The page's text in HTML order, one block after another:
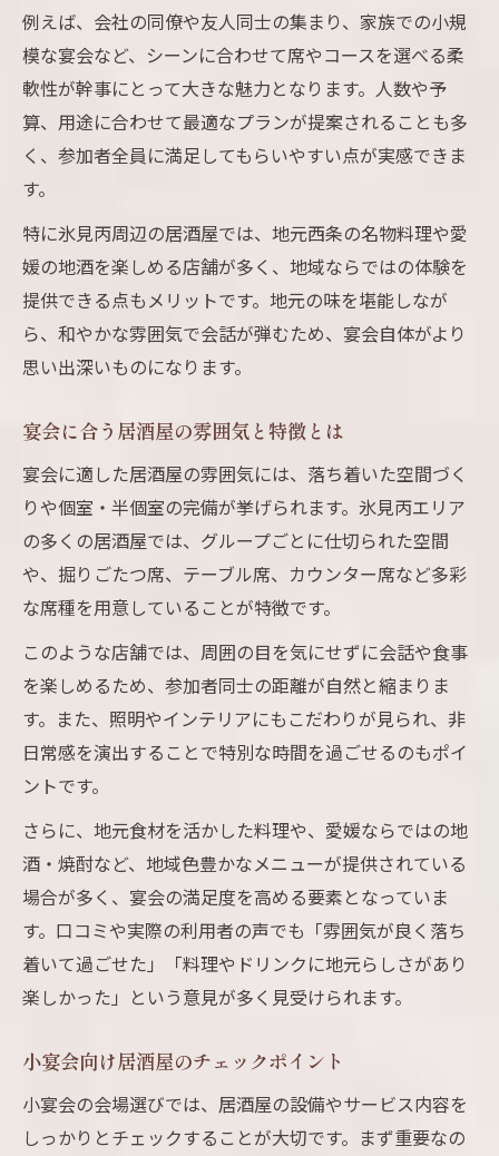
小宴会で喜ばれる愛媛グルメの楽しみ方
居酒屋で地元ならではの逸品に出会う
静かな空間で歓談を満喫できる理由
居酒屋で静かな小宴会を叶えるポイント
落ち着いた居酒屋が小宴会に最適な理由
居酒屋で静寂を楽しむ宴会の魅力とは
小宴会にふさわしい静かな居酒屋空間
飲み放題付きコースの活用法とコツ
居酒屋で飲み放題コースを賢く活用する
小宴会で人気の居酒屋飲み放題プラン
飲み放題内容を比較して居酒屋を選ぶ方法
居酒屋でコース予約する際の注意点
アクセス重視派も納得の宴会会場案内
居酒屋の立地で宴会が快適になる理由
アクセス便利な居酒屋選びのコツとは
小宴会におすすめの居酒屋アクセス条件
居酒屋利用で交通アクセスを重視する理由
宴会に最適な居酒屋のアクセスチェック
例えば、会社の同僚や友人同士の集まり、家族での小規
模な宴会など、シーンに合わせて席やコースを選べる柔
軟性が幹事にとって大きな魅力となります。人数や予
算、用途に合わせて最適なプランが提案されることも多
く、参加者全員に満足してもらいやすい点が実感できま
す。
特に氷見丙周辺の居酒屋では、地元西条の名物料理や愛
媛の地酒を楽しめる店舗が多く、地域ならではの体験を
提供できる点もメリットです。地元の味を堪能しなが
ら、和やかな雰囲気で会話が弾むため、宴会自体がより
思い出深いものになります。
宴会に合う居酒屋の雰囲気と特徴とは
宴会に適した居酒屋の雰囲気には、落ち着いた空間づく
りや個室・半個室の完備が挙げられます。氷見丙エリア
の多くの居酒屋では、グループごとに仕切られた空間
や、掘りごたつ席、テーブル席、カウンター席など多彩
な席種を用意していることが特徴です。
このような店舗では、周囲の目を気にせずに会話や食事
を楽しめるため、参加者同士の距離が自然と縮まりま
す。また、照明やインテリアにもこだわりが見られ、非
日常感を演出することで特別な時間を過ごせるのもポイ
ントです。
さらに、地元食材を活かした料理や、愛媛ならではの地
酒・焼酎など、地域色豊かなメニューが提供されている
場合が多く、宴会の満足度を高める要素となっていま
す。口コミや実際の利用者の声でも「雰囲気が良く落ち
着いて過ごせた」「料理やドリンクに地元らしさがあり
楽しかった」という意見が多く見受けられます。
小宴会向け居酒屋のチェックポイント
小宴会の会場選びでは、居酒屋の設備やサービス内容を
しっかりとチェックすることが大切です。まず重要なの